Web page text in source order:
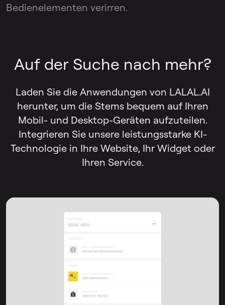
Bedienelementen verirren.
Auf der Suche nach mehr?
Laden Sie die Anwendungen von LALAL.AI
herunter, um die Stems bequem auf Ihren
Mobil- und Desktop-Geräten aufzuteilen.
Integrieren Sie unsere leistungsstarke KI-
Technologie in Ihre Website, Ihr Widget oder
Ihren Service.